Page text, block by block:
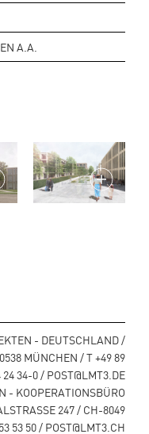
A.A.
- DEUTSCHLAND /
MÜNCHEN / T +49 89
24 34-0 / POST@LMT3.DE
- KOOPERATIONSBÜRO
247 / CH-8049
53 50 / POST@LMT3.CH